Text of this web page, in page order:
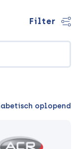
Filter
oplopend